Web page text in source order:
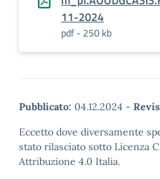
11-2024
pdf - 250 kb
Pubblicato: 04.12.2024 -
Eccetto dove diversamente
stato rilasciato sotto Licenza
Attribuzione 4.0 Italia.